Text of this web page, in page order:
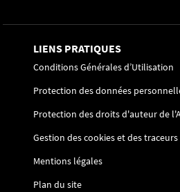
LIENS PRATIQUES
Conditions Générales d’Utilisation
Protection des données
Protection des droits d'auteur de
Gestion des cookies et des traceurs
Mentions légales
Plan du site